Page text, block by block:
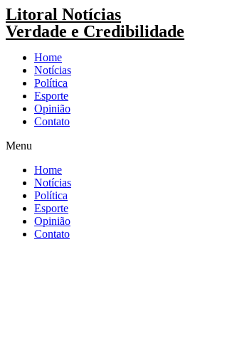
Pular
para
o
Litoral Notícias
Verdade e Credibilidade
Home
Notícias
Política
Esporte
Opinião
Contato
Menu
Home
Notícias
Política
Esporte
Opinião
Contato